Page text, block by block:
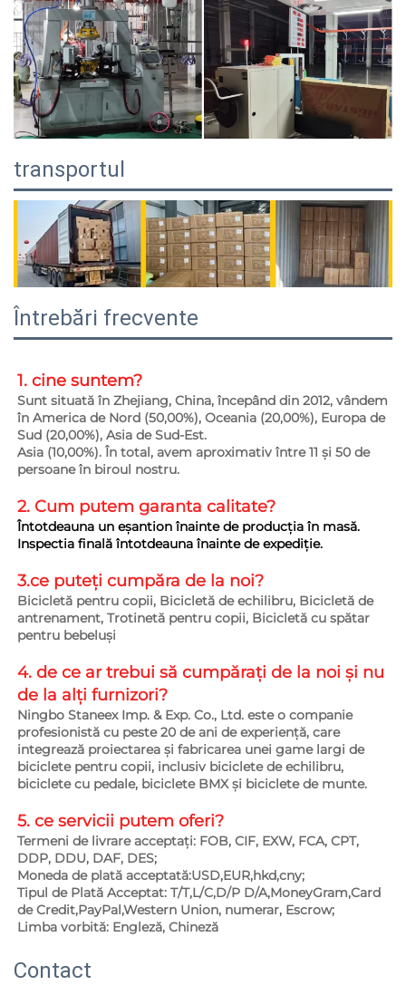
transportul
Întrebări frecvente
1. cine suntem?
Sunt situată în Zhejiang, China, începând din 2012, vândem
în America de Nord (50,00%), Oceania (20,00%), Europa de
Sud (20,00%), Asia de Sud-Est.
Asia (10,00%). În total, avem aproximativ între 11 și 50 de
persoane în biroul nostru.
2. Cum putem garanta calitate?
Întotdeauna un eșantion înainte de producția în masă.
Inspectia finală întotdeauna înainte de expediție.
3.ce puteți cumpăra de la noi?
Bicicletă pentru copii, Bicicletă de echilibru, Bicicletă de
antrenament, Trotinetă pentru copii, Bicicletă cu spătar
pentru bebeluși
4. de ce ar trebui să cumpărați de la noi și nu
de la alți furnizori?
Ningbo Staneex Imp. & Exp. Co., Ltd. este o companie
profesionistă cu peste 20 de ani de experiență, care
integrează proiectarea și fabricarea unei game largi de
biciclete pentru copii, inclusiv biciclete de echilibru,
biciclete cu pedale, biciclete BMX și biciclete de munte.
5. ce servicii putem oferi?
Termeni de livrare acceptați: FOB, CIF, EXW, FCA, CPT,
DDP, DDU, DAF, DES;
Moneda de plată acceptată:USD,EUR,hkd,cny;
Tipul de Plată Acceptat: T/T,L/C,D/P D/A,MoneyGram,Card
de Credit,PayPal,Western Union, numerar, Escrow;
Limba vorbită: Engleză, Chineză
Contact